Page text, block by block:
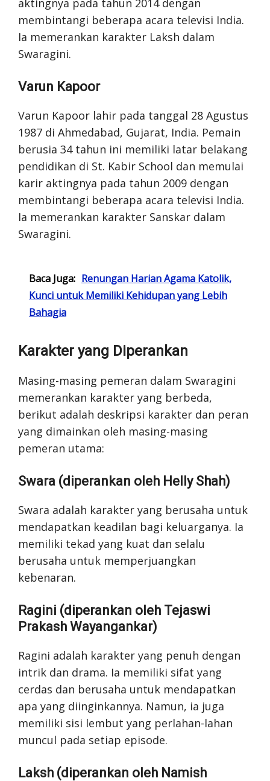
aktingnya pada tahun 2014 dengan
membintangi beberapa acara televisi India.
Ia memerankan karakter Laksh dalam
Swaragini.
Varun Kapoor
Varun Kapoor lahir pada tanggal 28 Agustus
1987 di Ahmedabad, Gujarat, India. Pemain
berusia 34 tahun ini memiliki latar belakang
pendidikan di St. Kabir School dan memulai
karir aktingnya pada tahun 2009 dengan
membintangi beberapa acara televisi India.
Ia memerankan karakter Sanskar dalam
Swaragini.
Baca Juga: Renungan Harian Agama Katolik,
Kunci untuk Memiliki Kehidupan yang Lebih
Bahagia
Karakter yang Diperankan
Masing-masing pemeran dalam Swaragini
memerankan karakter yang berbeda,
berikut adalah deskripsi karakter dan peran
yang dimainkan oleh masing-masing
pemeran utama:
Swara (diperankan oleh Helly Shah)
Swara adalah karakter yang berusaha untuk
mendapatkan keadilan bagi keluarganya. Ia
memiliki tekad yang kuat dan selalu
berusaha untuk memperjuangkan
kebenaran.
Ragini (diperankan oleh Tejaswi
Prakash Wayangankar)
Ragini adalah karakter yang penuh dengan
intrik dan drama. Ia memiliki sifat yang
cerdas dan berusaha untuk mendapatkan
apa yang diinginkannya. Namun, ia juga
memiliki sisi lembut yang perlahan-lahan
muncul pada setiap episode.
Laksh (diperankan oleh Namish